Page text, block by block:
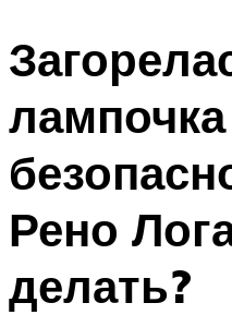
Меню
Рено
делать?